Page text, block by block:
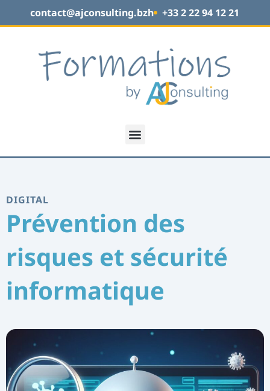
contact@ajconsulting.bzh +33 2 22 94 12 21
DIGITAL
Prévention des
risques et sécurité
informatique